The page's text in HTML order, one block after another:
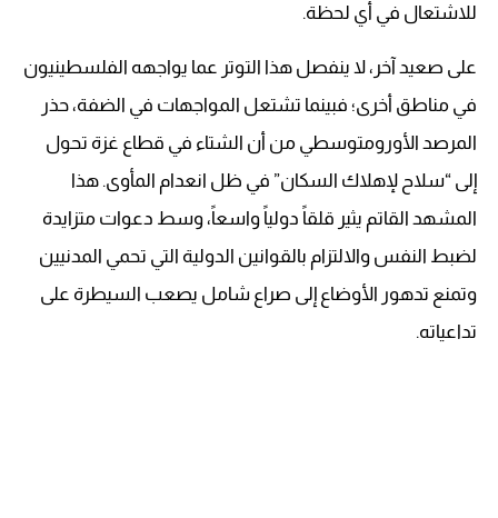
للاشتعال في أي لحظة.
على صعيد آخر، لا ينفصل هذا التوتر عما يواجهه الفلسطينيون
في مناطق أخرى؛ فبينما تشتعل المواجهات في الضفة، حذر
المرصد الأورومتوسطي من أن الشتاء في قطاع غزة تحول
إلى “سلاح لإهلاك السكان” في ظل انعدام المأوى. هذا
المشهد القاتم يثير قلقاً دولياً واسعاً، وسط دعوات متزايدة
لضبط النفس والالتزام بالقوانين الدولية التي تحمي المدنيين
وتمنع تدهور الأوضاع إلى صراع شامل يصعب السيطرة على
تداعياته.